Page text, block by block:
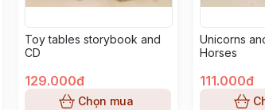
Toy tables storybook and
CD
129.000đ
Chọn mua
Unicorns
Horses
111.000đ